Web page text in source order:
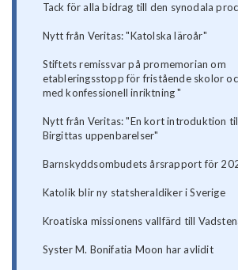
Tack för alla bidrag till den synodala
Nytt från Veritas: "Katolska läroår"
Stiftets remissvar på promemorian om
etableringsstopp för fristående skolor
med konfessionell inriktning "
Nytt från Veritas: "En kort introduktion
Birgittas uppenbarelser"
Barnskyddsombudets årsrapport för
Katolik blir ny statsheraldiker i Sverige
Kroatiska missionens vallfärd till
Syster M. Bonifatia Moon har avlidit